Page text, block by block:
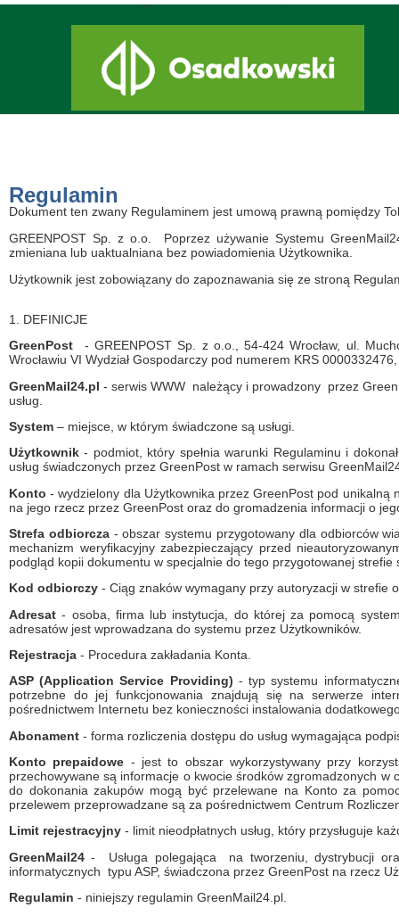
Regulamin
Dokument ten zwany Regulaminem jest umową prawną pomiędzy
GREENPOST Sp. z o.o. Poprzez używanie Systemu
zmieniana lub uaktualniana bez powiadomienia Użytkownika.
Użytkownik jest zobowiązany do zapoznawania się ze stroną
1. DEFINICJE
GreenPost - GREENPOST Sp. z o.o., 54-424 Wrocław, ul.
Wrocławiu VI Wydział Gospodarczy pod numerem KRS
GreenMail24.pl - serwis WWW należący i prowadzony przez
usług.
System – miejsce, w którym świadczone są usługi.
Użytkownik - podmiot, który spełnia warunki Regulaminu i
usług świadczonych przez GreenPost w ramach serwisu
Konto - wydzielony dla Użytkownika przez GreenPost pod unikalną
na jego rzecz przez GreenPost oraz do gromadzenia informacji o
Strefa odbiorcza- obszar systemu przygotowany dla odbiorców
mechanizm weryfikacyjny zabezpieczający przed
podgląd kopii dokumentu w specjalnie do tego przygotowanej strefie
Kod odbiorczy - Ciąg znaków wymagany przy autoryzacji w strefie
Adresat - osoba, firma lub instytucja, do której za pomocą
adresatów jest wprowadzana do systemu przez Użytkowników.
Rejestracja - Procedura zakładania Konta.
ASP (Application Service Providing) - typ systemu
potrzebne do jej funkcjonowania znajdują się na serwerze
pośrednictwem Internetu bez konieczności instalowania
Abonament - forma rozliczenia dostępu do usług wymagająca
Konto prepaidowe - jest to obszar wykorzystywany przy
przechowywane są informacje o kwocie środków zgromadzonych
do dokonania zakupów mogą być przelewane na Konto za
przelewem przeprowadzane są za pośrednictwem Centrum
Limit rejestracyjny - limit nieodpłatnych usług, który przysługuje
GreenMail24 - Usługa polegająca na tworzeniu, dystrybucji
informatycznych typu ASP, świadczona przez GreenPost na rzecz
Regulamin - niniejszy regulamin GreenMail24.pl.